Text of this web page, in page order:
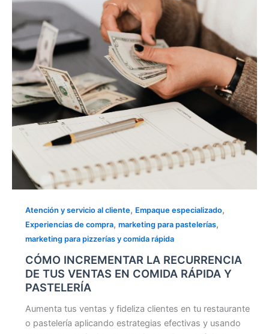
Atención y servicio al cliente, Empaque especializado,
Experiencias de compra, marketing para pastelerías,
marketing para pizzerías y comida rápida
CÓMO INCREMENTAR LA RECURRENCIA
DE TUS VENTAS EN COMIDA RÁPIDA Y
PASTELERÍA
Aumenta tus ventas y fideliza clientes en tu restaurante
o pastelería aplicando estrategias efectivas y usando
TUS
VENTAS
EN
COMIDA
RÁPIDA
Y
PASTELERÍA